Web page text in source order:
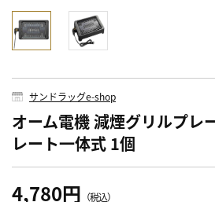
サンドラッグe-shop
オーム電機 減煙グリルプレ
レート一体式 1個
4,780円 （税込）